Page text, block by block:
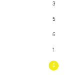
3
5
6
1
6